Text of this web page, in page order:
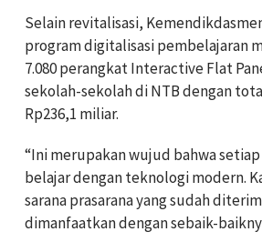
Selain revitalisasi,
program digitalisasi pembelajaran
7.080 perangkat Interactive Flat
sekolah-sekolah di NTB dengan
Rp236,1 miliar.
“Ini merupakan wujud bahwa
belajar dengan teknologi modern.
sarana prasarana yang sudah
dimanfaatkan dengan sebaik-